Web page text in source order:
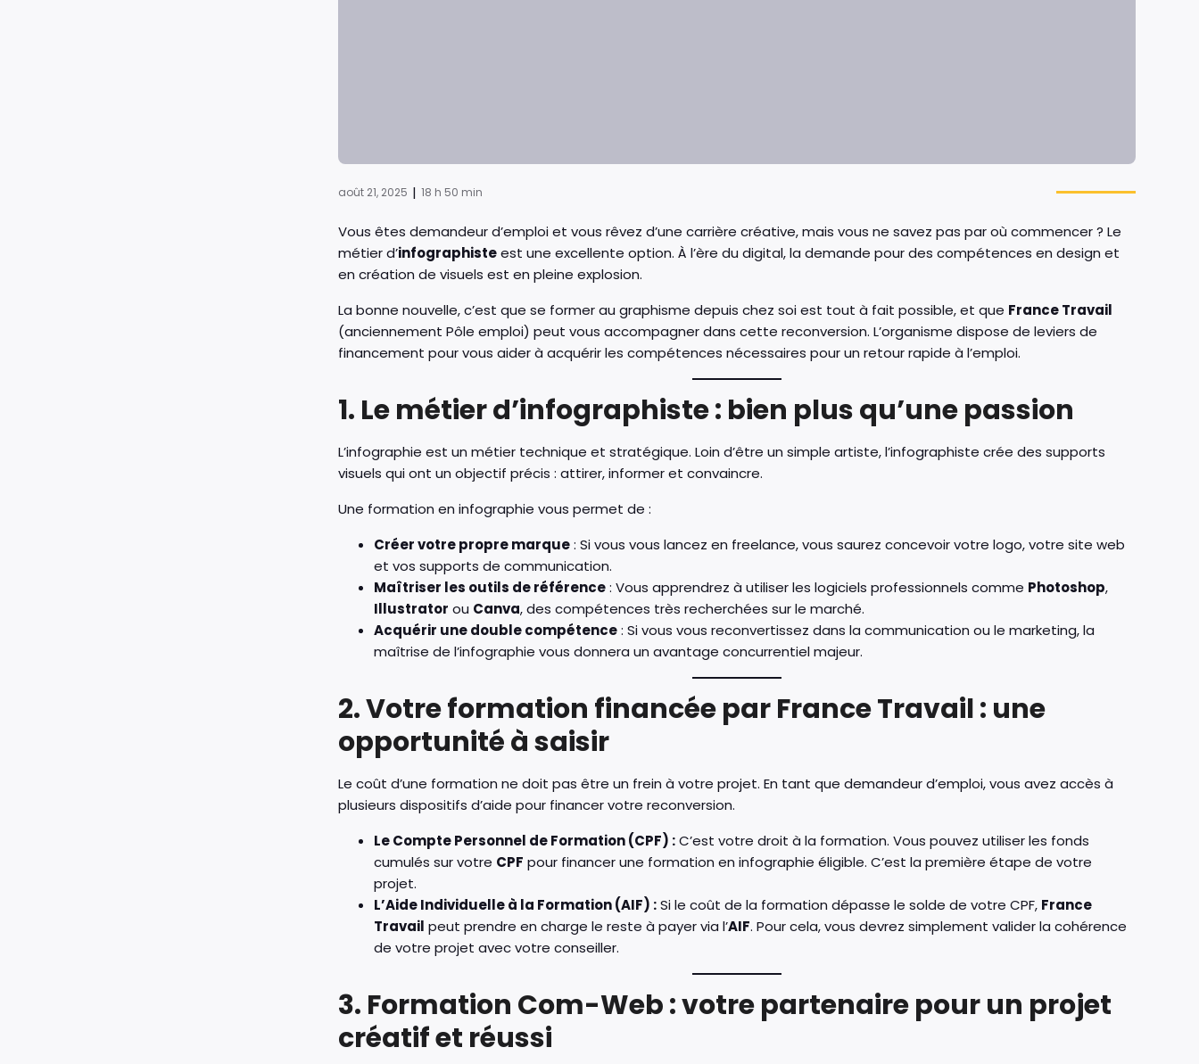
août 21, 2025 | 18 h 50 min
Vous êtes demandeur d’emploi et vous rêvez d’une carrière créative, mais vous ne savez pas par où commencer ? Le
métier d’infographisteest une excellente option. À l’ère du digital, la demande pour des compétences en design et
en création de visuels est en pleine explosion.
La bonne nouvelle, c’est que se former au graphisme depuis chez soi est tout à fait possible, et que France Travail
(anciennement Pôle emploi) peut vous accompagner dans cette reconversion. L’organisme dispose de leviers de
financement pour vous aider à acquérir les compétences nécessaires pour un retour rapide à l’emploi.
1. Le métier d’infographiste : bien plus qu’une passion
L’infographie est un métier technique et stratégique. Loin d’être un simple artiste, l’infographiste crée des supports
visuels qui ont un objectif précis : attirer, informer et convaincre.
Une formation en infographie vous permet de :
Créer votre propre marque: Si vous vous lancez en freelance, vous saurez concevoir votre logo, votre site web
et vos supports de communication.
Maîtriser les outils de référence: Vous apprendrez à utiliser les logiciels professionnels comme Photoshop,
Illustrator ou Canva, des compétences très recherchées sur le marché.
Acquérir une double compétence: Si vous vous reconvertissez dans la communication ou le marketing, la
maîtrise de l’infographie vous donnera un avantage concurrentiel majeur.
2. Votre formation financée par France Travail : une
opportunité à saisir
Le coût d’une formation ne doit pas être un frein à votre projet. En tant que demandeur d’emploi, vous avez accès à
plusieurs dispositifs d’aide pour financer votre reconversion.
Le Compte Personnel de Formation (CPF) :C’est votre droit à la formation. Vous pouvez utiliser les fonds
cumulés sur votre CPF pour financer une formation en infographie éligible. C’est la première étape de votre
projet.
L’Aide Individuelle à la Formation (AIF) :Si le coût de la formation dépasse le solde de votre CPF, France
Travail peut prendre en charge le reste à payer via l’AIF. Pour cela, vous devrez simplement valider la cohérence
de votre projet avec votre conseiller.
3. Formation Com-Web : votre partenaire pour un projet
créatif et réussi